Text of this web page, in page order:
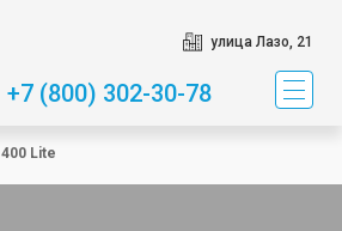
улица Лазо, 21
+7 (800) 302-30-78
400 Lite